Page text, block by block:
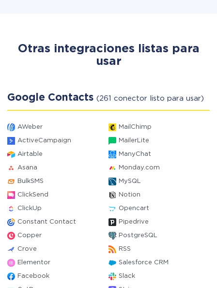
Otras integraciones listas para
usar
Google Contacts (261 conector listo para usar)
AWeber MailChimp
ActiveCampaign MailerLite
Airtable ManyChat
Asana Monday.com
BulkSMS MySQL
ClickSend Notion
ClickUp Opencart
Constant Contact Pipedrive
Copper PostgreSQL
Crove RSS
Elementor Salesforce CRM
Facebook Slack